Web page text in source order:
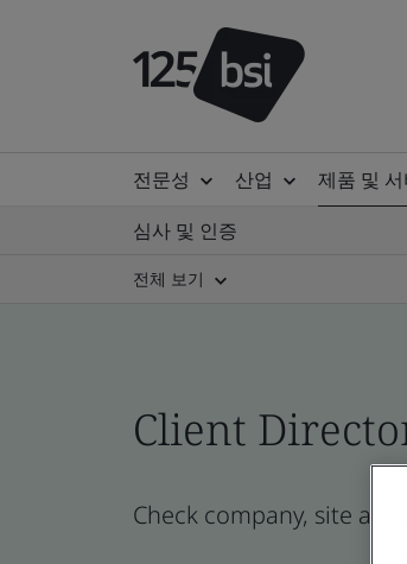
전문성 산업 제품 및
심사 및 인증
전체 보기
Client
Check company, site